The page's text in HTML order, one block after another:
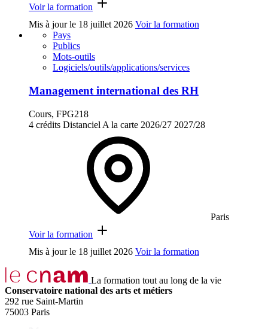
Voir la formation
Mis à jour le 18 juillet 2026 Voir la formation
Pays
Publics
Mots-outils
Logiciels/outils/applications/services
Management international des RH
Cours, FPG218
4 crédits Distanciel A la carte 2026/27 2027/28
Paris
Voir la formation
Mis à jour le 18 juillet 2026 Voir la formation
La formation tout au long de la vie
Conservatoire national des arts et métiers
292 rue Saint-Martin
75003 Paris